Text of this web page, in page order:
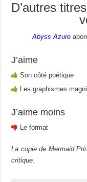
D’autres
Abyss Azure
J’aime
Son côté poétique
Les graphismes
J’aime moins
Le format
La copie de Mermaid
critique.